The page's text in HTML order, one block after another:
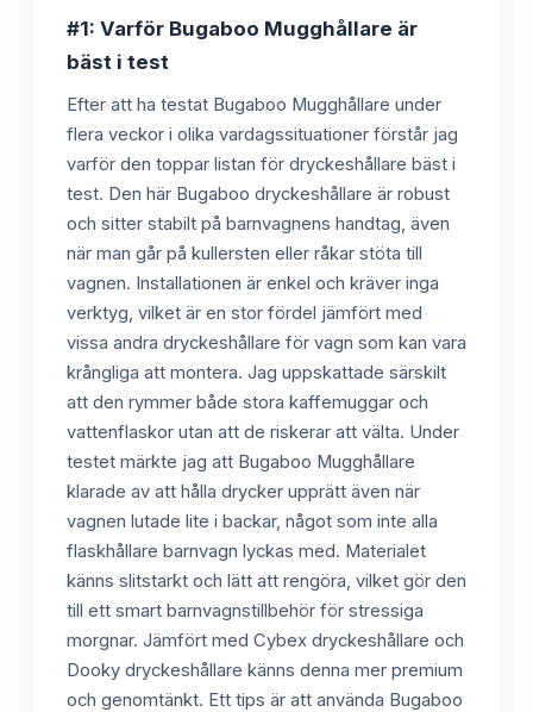
#1: Varför Bugaboo Mugghållare är
bäst i test
Efter att ha testat Bugaboo Mugghållare under
flera veckor i olika vardagssituationer förstår jag
varför den toppar listan för dryckeshållare bäst i
test. Den här Bugaboo dryckeshållare är robust
och sitter stabilt på barnvagnens handtag, även
när man går på kullersten eller råkar stöta till
vagnen. Installationen är enkel och kräver inga
verktyg, vilket är en stor fördel jämfört med
vissa andra dryckeshållare för vagn som kan vara
krångliga att montera. Jag uppskattade särskilt
att den rymmer både stora kaffemuggar och
vattenflaskor utan att de riskerar att välta. Under
testet märkte jag att Bugaboo Mugghållare
klarade av att hålla drycker upprätt även när
vagnen lutade lite i backar, något som inte alla
flaskhållare barnvagn lyckas med. Materialet
känns slitstarkt och lätt att rengöra, vilket gör den
till ett smart barnvagnstillbehör för stressiga
morgnar. Jämfört med Cybex dryckeshållare och
Dooky dryckeshållare känns denna mer premium
och genomtänkt. Ett tips är att använda Bugaboo